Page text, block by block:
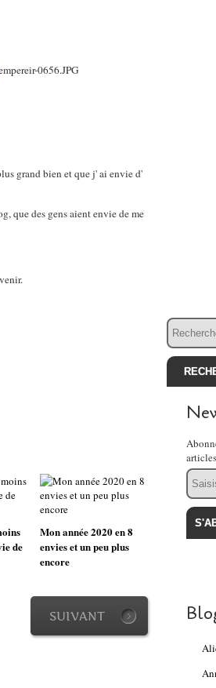
grand bien et que j' ai envie d'
que des gens aient envie de me
de
Mon année 2020 en 8
envies et un peu plus
encore
SUIVANT
Email